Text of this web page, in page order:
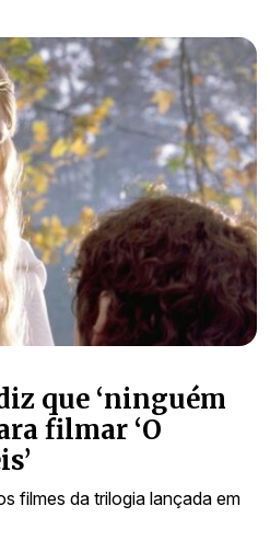
que ‘ninguém
filmar ‘O
filmes da trilogia lançada em